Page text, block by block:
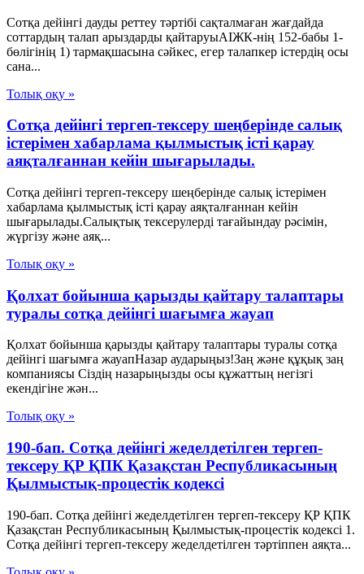
Сотқа дейінгі дауды реттеу тәртібі сақталмаған жағдайда
соттардың талап арыздарды қайтаруыАІЖК-нің 152-бабы 1-
бөлігінің 1) тармақшасына сәйкес, егер талапкер істердің осы
сана...
Толық оқу »
Сотқа дейінгі тергеп-тексеру шеңберінде салық
істерімен хабарлама қылмыстық істі қарау
аяқталғаннан кейін шығарылады.
Сотқа дейінгі тергеп-тексеру шеңберінде салық істерімен
хабарлама қылмыстық істі қарау аяқталғаннан кейін
шығарылады.Салықтық тексерулерді тағайындау рәсімін,
жүргізу және аяқ...
Толық оқу »
Қолхат бойынша қарызды қайтару талаптары
туралы сотқа дейінгі шағымға жауап
Қолхат бойынша қарызды қайтару талаптары туралы сотқа
дейінгі шағымға жауапНазар аударыңыз!Заң және құқық заң
компаниясы Сіздің назарыңызды осы құжаттың негізгі
екендігіне жән...
Толық оқу »
190-бап. Сотқа дейінгі жеделдетілген тергеп-
тексеру ҚР ҚПК Қазақстан Республикасының
Қылмыстық-процестік кодексi
190-бап. Сотқа дейінгі жеделдетілген тергеп-тексеру ҚР ҚПК
Қазақстан Республикасының Қылмыстық-процестік кодексi 1.
Сотқа дейінгі тергеп-тексеру жеделдетілген тәртіппен аяқта...